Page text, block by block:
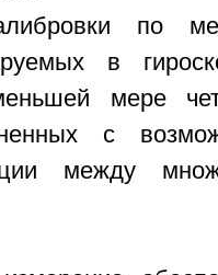
по
в
мере
с
между